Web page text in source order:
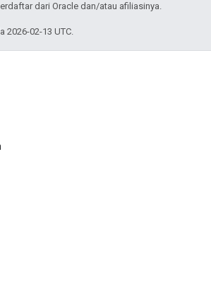
dari Oracle dan/atau afiliasinya.
2026-02-13 UTC.